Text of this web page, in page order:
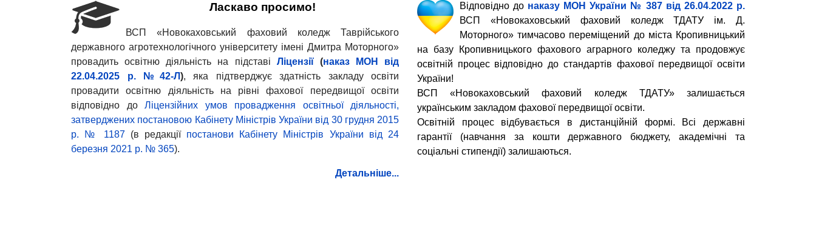
Ласкаво просимо!
ВСП «Новокаховський фаховий коледж Таврійського
державного агротехнологічного університету імені Дмитра Моторного»
провадить освітню діяльність на підставі Ліцензії(наказ МОН від
22.04.2025 р. №42-Л), яка підтверджує здатність закладу освіти
провадити освітню діяльність на рівні фахової передвищої освіти
відповідно до Ліцензійних умов провадження освітньої діяльності,
затверджених постановою Кабінету Міністрів України від 30 грудня 2015
р. № 1187(в редакції постанови Кабінету Міністрів України від 24
березня 2021 р. № 365).
Детальніше...
Відповідно до наказу МОН України № 387 від 26.04.2022 р.
ВСП «Новокаховський фаховий коледж ТДАТУ ім. Д.
Моторного» тимчасово переміщений до міста Кропивницький
на базу Кропивницького фахового аграрного коледжу та продовжує
освітній процес відповідно до стандартів фахової передвищої освіти
України!
ВСП «Новокаховський фаховий коледж ТДАТУ» залишається
українським закладом фахової передвищої освіти.
Освітній процес відбувається в дистанційній формі.
Всі державні
гарантії (навчання за кошти державного бюджету, академічні та
соціальні стипендії) залишаються.